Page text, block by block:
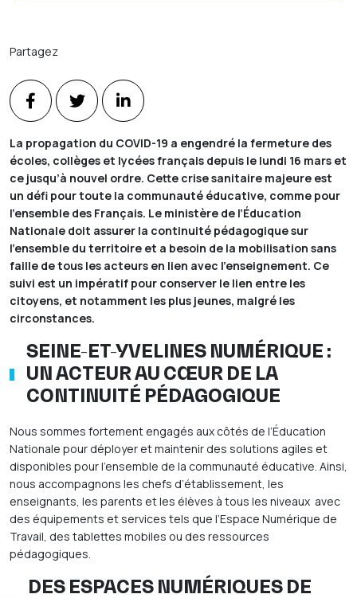
Partagez
La propagation du COVID-19 a engendré la fermeture des
écoles, collèges et lycées français depuis le lundi 16 mars et
ce jusqu’à nouvel ordre. Cette crise sanitaire majeure est
un défi pour toute la communauté éducative, comme pour
l’ensemble des Français. Le ministère de l’Éducation
Nationale doit assurer la continuité pédagogique sur
l’ensemble du territoire et a besoin de la mobilisation sans
faille de tous les acteurs en lien avec l’enseignement. Ce
suivi est un impératif pour conserver le lien entre les
citoyens, et notamment les plus jeunes, malgré les
circonstances.
SEINE-ET-YVELINES NUMÉRIQUE :
UN ACTEUR AU CŒUR DE LA
CONTINUITÉ PÉDAGOGIQUE
Nous sommes fortement engagés aux côtés de l’Éducation
Nationale pour déployer et maintenir des solutions agiles et
disponibles pour l’ensemble de la communauté éducative. Ainsi,
nous accompagnons les chefs d’établissement, les
enseignants, les parents et les élèves à tous les niveaux avec
des équipements et services tels que l’Espace Numérique de
Travail, des tablettes mobiles ou des ressources
pédagogiques.
DES ESPACES NUMÉRIQUES DE